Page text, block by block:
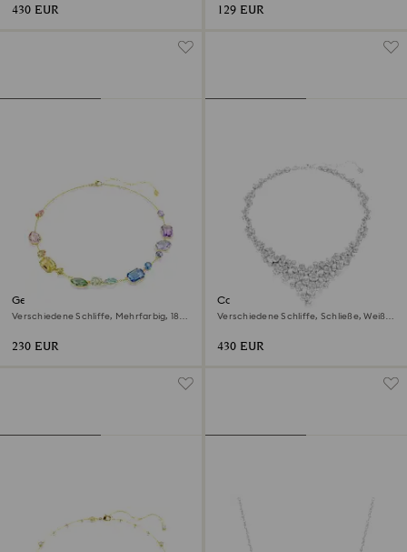
430 EUR 129 EUR
Gema Halskette
Verschiedene Schliffe, Mehrfarbig, 18K
230 EUR
Constella Halskette
Verschiedene Schliffe, Schließe, Weiß,
430 EUR